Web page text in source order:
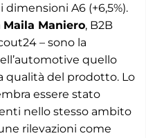
dimensioni A6 (+6,5%).
Maila Maniero, B2B
– sono la
quello
qualità del prodotto. Lo
essere stato
nello stesso ambito
rilevazioni come